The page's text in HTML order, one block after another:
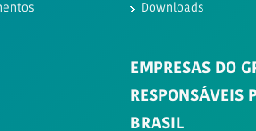
Downloads
EMPRESAS DO
RESPONSÁVEIS
BRASIL